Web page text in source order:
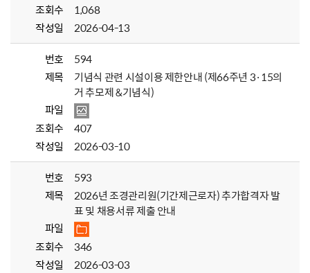
조회수
1,068
작성일
2026-04-13
번호
594
제목
기념식 관련 시설이용 제한안내 (제66주년 3·15의
거 추모제 &기념식)
파일
조회수
407
작성일
2026-03-10
번호
593
제목
2026년 조경관리원(기간제근로자) 추가합격자 발
표 및 채용서류 제출 안내
파일
조회수
346
작성일
2026-03-03